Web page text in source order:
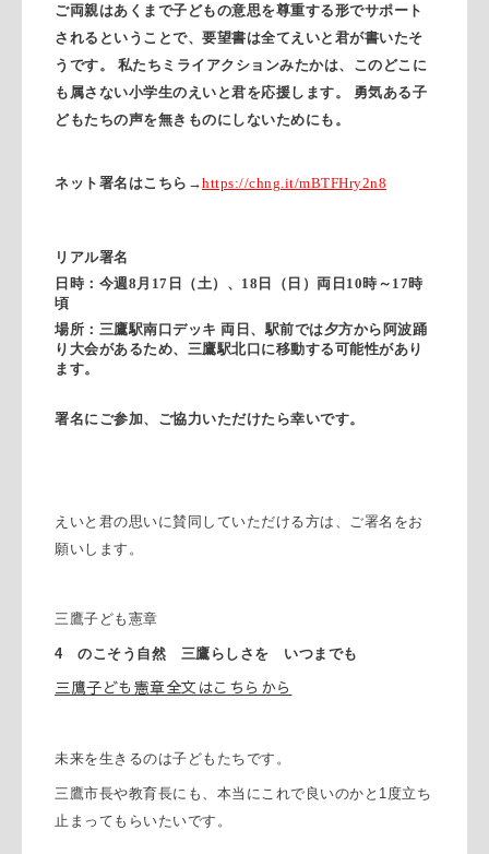
ご両親はあくまで子どもの意思を尊重する形でサポート
されるということで、要望書は全てえいと君が書いたそ
うです。 私たちミライアクションみたかは、このどこに
も属さない小学生のえいと君を応援します。 勇気ある子
どもたちの声を無きものにしないためにも。
ネット署名はこちら→https://chng.it/mBTFHry2n8
リアル署名
日時：今週8月17日（土）、18日（日）両日10時～17時
頃
場所：三鷹駅南口デッキ 両日、駅前では夕方から阿波踊
り大会があるため、三鷹駅北口に移動する可能性があり
ます。
署名にご参加、ご協力いただけたら幸いです。
えいと君の思いに賛同していただける方は、ご署名をお
願いします。
三鷹子ども憲章
4 のこそう自然 三鷹らしさを いつまでも
三鷹子ども憲章全文はこちらから
未来を生きるのは子どもたちです。
三鷹市長や教育長にも、本当にこれで良いのかと1度立ち
止まってもらいたいです。